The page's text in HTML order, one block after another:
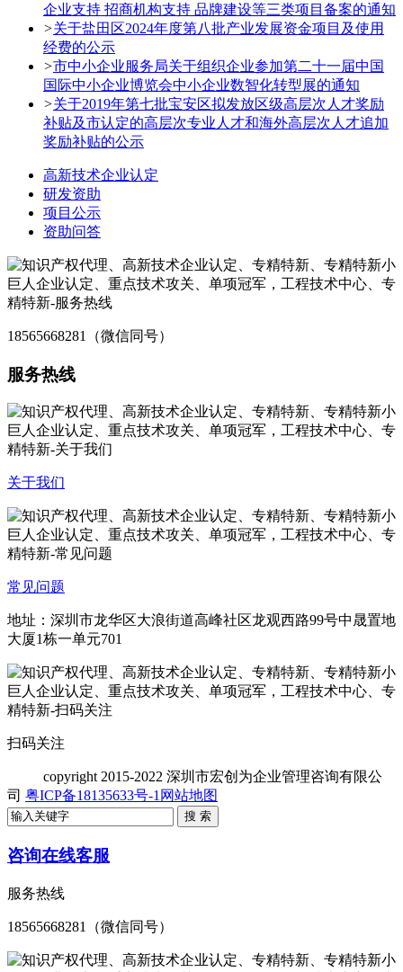
企业支持 招商机构支持 品牌建设等三类项目备案的通知
>关于盐田区2024年度第八批产业发展资金项目及使用
经费的公示
>市中小企业服务局关于组织企业参加第二十一届中国
国际中小企业博览会中小企业数智化转型展的通知
>关于2019年第七批宝安区拟发放区级高层次人才奖励
补贴及市认定的高层次专业人才和海外高层次人才追加
奖励补贴的公示
高新技术企业认定
研发资助
项目公示
资助问答
18565668281（微信同号）
服务热线
关于我们
常见问题
地址：深圳市龙华区大浪街道高峰社区龙观西路99号中晟置地
大厦1栋一单元701
扫码关注
copyright 2015-2022 深圳市宏创为企业管理咨询有限公
司 粤ICP备18135633号-1 网站地图
咨询在线客服
服务热线
18565668281（微信同号）